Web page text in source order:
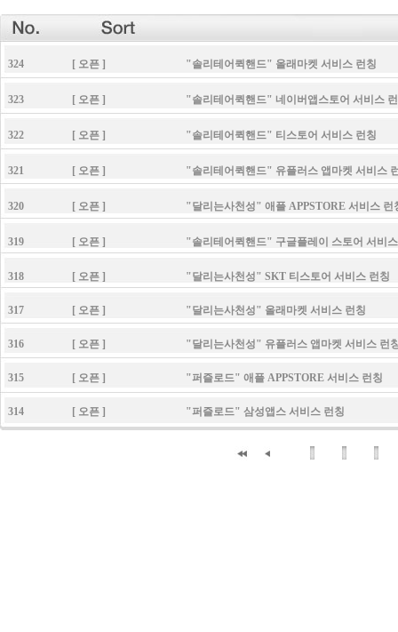
324 [ 오픈 ] "솔리테어퀵핸드" 올래마켓 서비스 런칭
323 [ 오픈 ] "솔리테어퀵핸드" 네이버앱스토어 서비스 런
322 [ 오픈 ] "솔리테어퀵핸드" 티스토어 서비스 런칭
321 [ 오픈 ] "솔리테어퀵핸드" 유플러스 앱마켓 서비스 런
320 [ 오픈 ] "달리는사천성" 애플 APPSTORE 서비스 런
319 [ 오픈 ] "솔리테어퀵핸드" 구글플레이 스토어 서비스
318 [ 오픈 ] "달리는사천성" SKT 티스토어 서비스 런칭
317 [ 오픈 ] "달리는사천성" 올래마켓 서비스 런칭
316 [ 오픈 ] "달리는사천성" 유플러스 앱마켓 서비스 런
315 [ 오픈 ] "퍼즐로드" 애플 APPSTORE 서비스 런칭
314 [ 오픈 ] "퍼즐로드" 삼성앱스 서비스 런칭